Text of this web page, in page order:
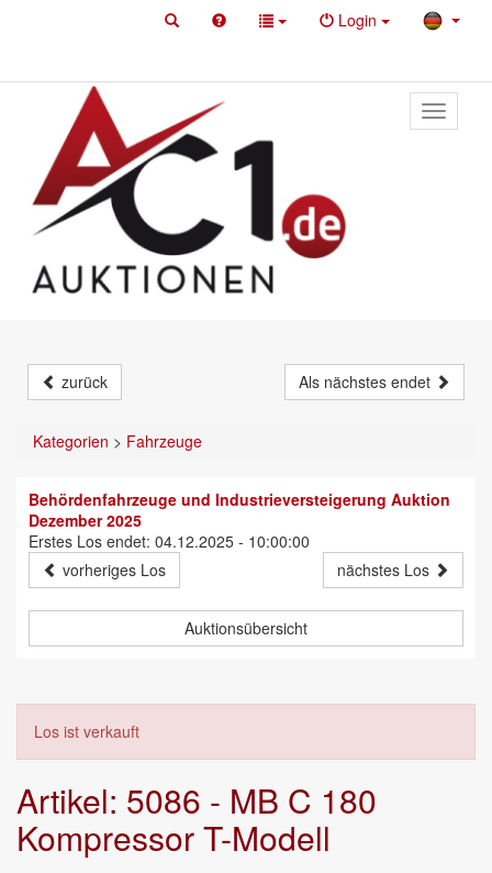
Login
Toggle
primary
zurück Als nächstes endet
Kategorien > Fahrzeuge
Behördenfahrzeuge und Industrieversteigerung Auktion
Dezember 2025
Erstes Los endet: 04.12.2025 - 10:00:00
vorheriges Los
nächstes Los
Auktionsübersicht
Los ist verkauft
Artikel: 5086 - MB C 180
Kompressor T-Modell